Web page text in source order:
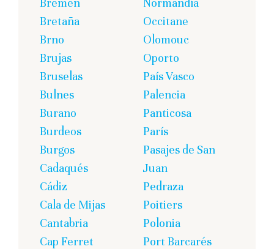
Bretaña
Brno
Brujas
Bruselas
Bulnes
Burano
Burdeos
Burgos
Cadaqués
Cádiz
Cala de Mijas
Cantabria
Cap Ferret
Occitane
Olomouc
Oporto
País Vasco
Palencia
Panticosa
París
Pasajes de San
Juan
Pedraza
Poitiers
Polonia
Port Barcarés